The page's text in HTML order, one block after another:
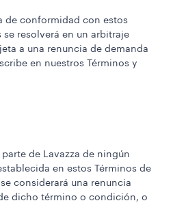
de conformidad con estos
se resolverá en un arbitraje
a una renuncia de demanda
en nuestros Términos y
de Lavazza de ningún
en estos Términos de
considerará una renuncia
dicho término o condición, o